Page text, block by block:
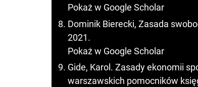
Pokaż w Google Scholar
Dominik Bierecki, Zasada
2021.
Pokaż w Google Scholar
Gide, Karol. Zasady ekonomii
warszawskich pomocników